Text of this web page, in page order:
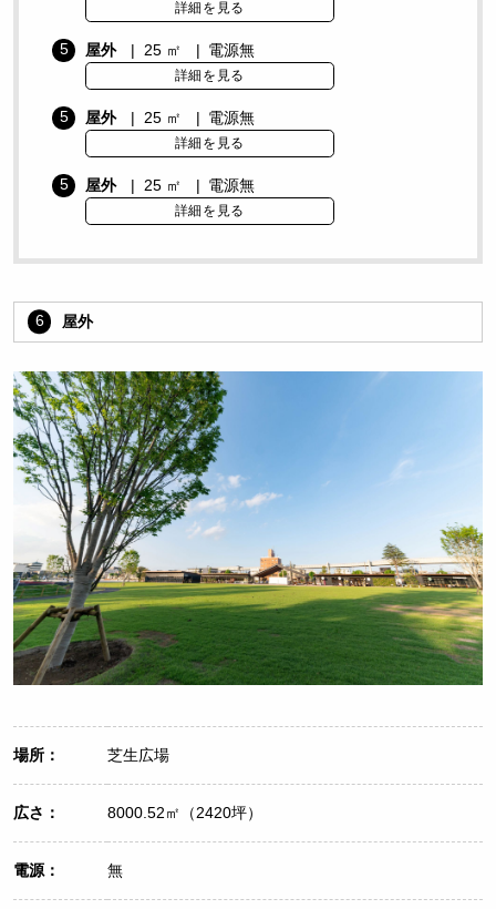
詳細を見る
5 屋外 25 ㎡ 電源無
詳細を見る
5 屋外 25 ㎡ 電源無
詳細を見る
5 屋外 25 ㎡ 電源無
詳細を見る
6 屋外
場所： 芝生広場
広さ： 8000.52㎡（2420坪）
電源： 無